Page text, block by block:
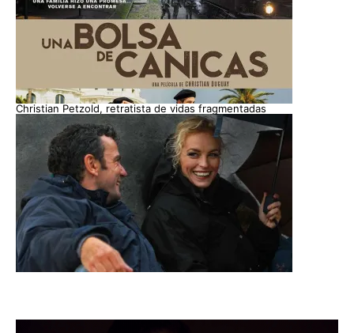
Christian Petzold, retratista de vidas fragmentadas